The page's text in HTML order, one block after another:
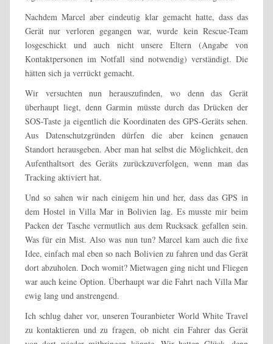
Nachdem Marcel aber eindeutig klar gemacht hatte, dass das
Gerät nur verloren gegangen war, wurde kein Rescue-Team
losgeschickt und auch nicht unsere Eltern (Angabe von
Kontaktpersonen im Notfall sind notwendig) verständigt. Die
hätten sich ja verrückt gemacht.
Wir versuchten nun herauszufinden, wo denn das Gerät
überhaupt liegt, denn Garmin müsste durch das Drücken der
SOS-Taste ja eigentlich die Koordinaten des GPS-Geräts sehen.
Aus Datenschutzgründen dürfen die aber keinen genauen
Standort herausgeben. Aber man hat selbst die Möglichkeit, den
Aufenthaltsort des Geräts zurückzuverfolgen, wenn man das
Tracking aktiviert hat.
Und so sahen wir nach einigem hin und her, dass das GPS in
dem Hostel in Villa Mar in Bolivien lag. Es musste mir beim
Packen der Tasche vermutlich aus dem Rucksack gefallen sein.
Was für ein Mist. Also was nun tun? Marcel kam auch die fixe
Idee, einfach mal eben so nach Bolivien zu fahren und das Gerät
dort abzuholen. Doch womit? Mietwagen ging nicht und Fliegen
war auch keine Option. Überhaupt war die Fahrt nach Villa Mar
ewig lang und anstrengend.
Ich schlug daher vor, unseren Touranbieter World White Travel
zu kontaktieren und zu fragen, ob nicht ein Fahrer das Gerät